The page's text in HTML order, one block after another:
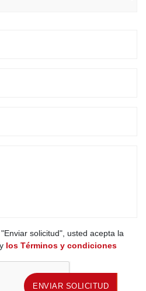
solicitud", usted acepta la
y los Términos y condiciones
ENVIAR SOLICITUD